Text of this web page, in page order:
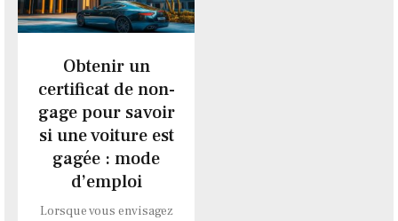
Obtenir un
certificat de non-
gage pour savoir
si une voiture est
gagée : mode
d’emploi
Lorsque vous envisagez